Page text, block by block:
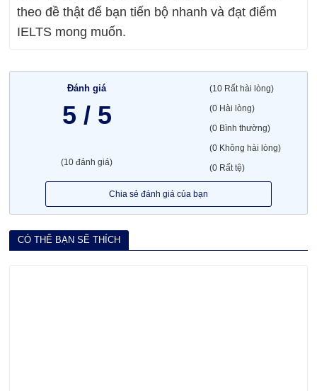
theo đề thật để bạn tiến bộ nhanh và đạt điểm
IELTS mong muốn.
Đánh giá
5 / 5
(10 đánh giá)
(10 Rất hài lòng)
(0 Hài lòng)
(0 Bình thường)
(0 Không hài lòng)
(0 Rất tệ)
Chia sẻ đánh giá của bạn
CÓ THỂ BẠN SẼ THÍCH